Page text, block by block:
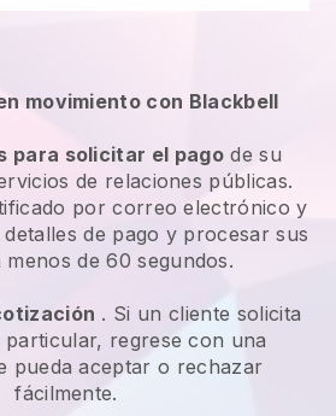
movimiento con Blackbell
para solicitar el pagode su
de relaciones públicas.
por correo electrónico y
de pago y procesar sus
menos de 60 segundos.
. Si un cliente solicita
regrese con una
pueda aceptar o rechazar
fácilmente.